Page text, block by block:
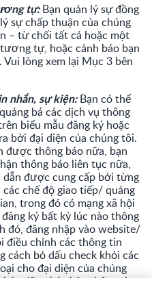
tự:Bạn quản lý sự đồng
sự chấp thuận của chúng
– từ chối tất cả hoặc một
tự, hoặc cảnh báo bạn
lòng xem lại Mục 3 bên
nhắn, sự kiện:Bạn có thể
bá các dịch vụ thông
biểu mẫu đăng ký hoặc
bởi đại diện của chúng tôi.
được thông báo nữa, bạn
thông báo liên tục nữa,
dẫn được cung cấp bởi từng
chế độ giao tiếp/ quảng
trong đó có mạng xã hội
ký bất kỳ lúc nào thông
đó, đăng nhập vào website/
điều chỉnh các thông tin
cách bỏ dấu check khỏi các
cho đại diện của chúng
đăng ký nhận thông tin